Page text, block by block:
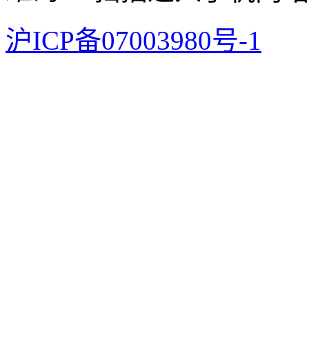
沪ICP备07003980号-1